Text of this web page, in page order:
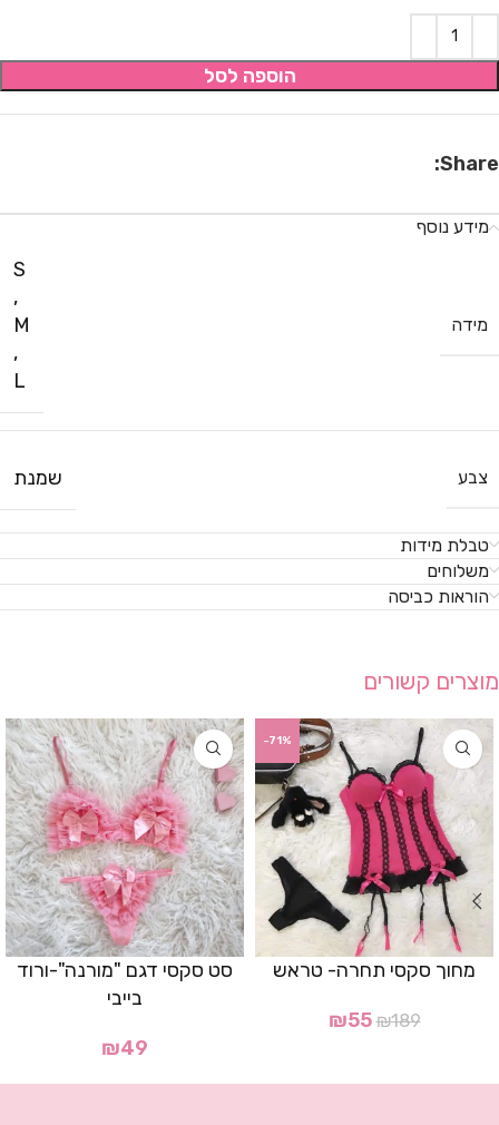
הוספה לסל
Share:
מידע נוסף
מידה
S
,
M
,
L
צבע שמנת
טבלת מידות
משלוחים
הוראות כביסה
מוצרים קשורים
-71%
מחוך סקסי תחרה- טראש
₪189
₪55
סט סקסי דגם "מורנה"-ורוד
בייבי
₪49